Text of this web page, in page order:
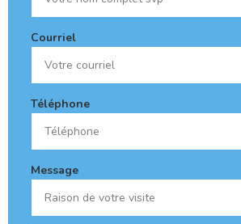
Courriel
Téléphone
Message